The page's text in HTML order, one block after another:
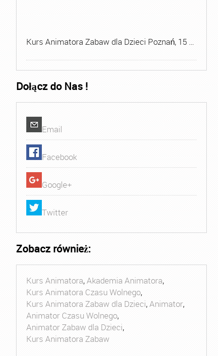
Kurs Animatora Zabaw dla Dzieci Poznań, 15 …
Dołącz do Nas !
Email
Facebook
Google+
Twitter
Zobacz również:
Kurs Animatora,Akademia Animatora,
Kurs Animatora Czasu Wolnego,
Kurs Animatora Zabaw dla Dzieci,Animator,
Animator Czasu Wolnego,
Animator Zabaw dla Dzieci,
Kurs Animatora Zabaw